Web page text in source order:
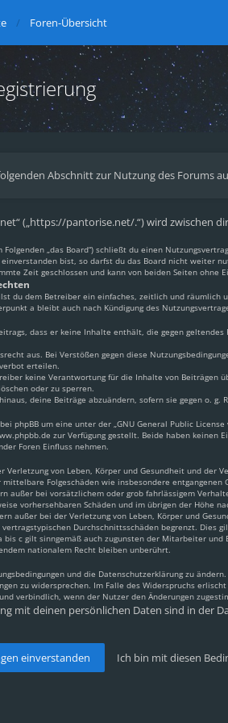
Foren-Übersicht
Abschnitt zur Nutzung des Forums
(„https://pantorise.net/.“) wird zwischen
„das Board“) schließt du einen
bist, so darfst du das Board nicht weiter
Zeit geschlossen und kann von beiden Seiten ohne
du dem Betreiber ein einfaches, zeitlich und räumlich
a bleibt auch nach Kündigung des
dass er keine Inhalte enthält, die gegen
aus. Bei Verstößen gegen diese
erteilen.
keine Verantwortung für die Inhalte von
oder zu sperren.
deine Beiträge abzuändern, sofern sie gegen o.
phpBB um eine unter der „GNU General Public License
zur Verfügung gestellt. Beide haben
Foren Einfluss nehmen.
Verletzung von Leben, Körper und Gesundheit und
Folgeschäden wie insbesondere entgangenen
außer bei vorsätzlichem oder grob fahrlässigem
vorhersehbaren Schäden und im übrigen der Höhe
außer bei der Verletzung von Leben, Körper und
Durchschnittsschäden begrenzt. Dies
bis c gilt sinngemäß auch zugunsten der Mitarbeiter und
nationalem Recht bleiben unberührt.
und die Datenschutzerklärung zu
zu widersprechen. Im Falle des Widerspruchs
verbindlich, wenn der Nutzer den Änderungen
mit deinen persönlichen Daten sind in der